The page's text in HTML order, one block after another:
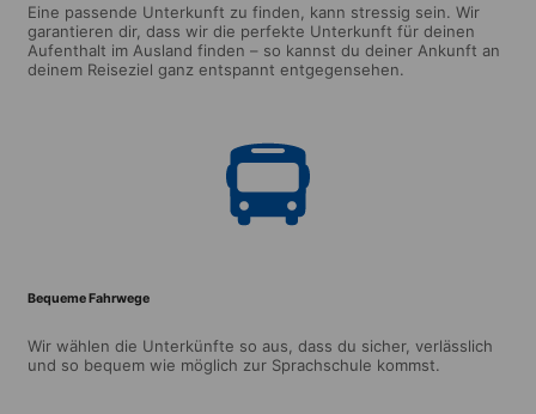
Eine passende Unterkunft zu finden, kann stressig sein. Wir
garantieren dir, dass wir die perfekte Unterkunft für deinen
Aufenthalt im Ausland finden – so kannst du deiner Ankunft an
deinem Reiseziel ganz entspannt entgegensehen.
Bequeme Fahrwege
Wir wählen die Unterkünfte so aus, dass du sicher, verlässlich
und so bequem wie möglich zur Sprachschule kommst.